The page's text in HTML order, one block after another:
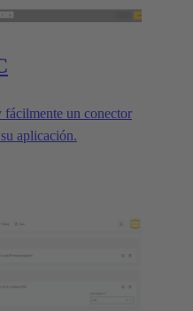
un conector
aplicación.